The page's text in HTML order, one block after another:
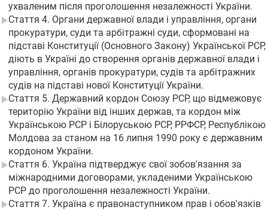
ухваленим після проголошення незалежності України.
Стаття 4. Органи державної влади і управління, органи
прокуратури, суди та арбітражні суди, сформовані на
підставі Конституції (Основного Закону) Української РСР,
діють в Україні до створення органів державної влади і
управління, органів прокуратури, судів та арбітражних
судів на підставі нової Конституції України.
Стаття 5. Державний кордон Союзу РСР, що відмежовує
територію України від інших держав, та кордон між
Українською РСР і Білоруською РСР, РРФСР, Республікою
Молдова за станом на 16 липня 1990 року є державним
кордоном України.
Стаття 6. Україна підтверджує свої зобов'язання за
міжнародними договорами, укладеними Українською
РСР до проголошення незалежності України.
Стаття 7. Україна є правонаступником прав і обов'язків